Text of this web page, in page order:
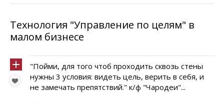
Технология "Управление по целям" в
малом бизнесе
"Пойми, для того чтоб проходить сквозь стены
нужны 3 условия: видеть цель, верить в себя, и
не замечать препятствий." к/ф "Чародеи"...